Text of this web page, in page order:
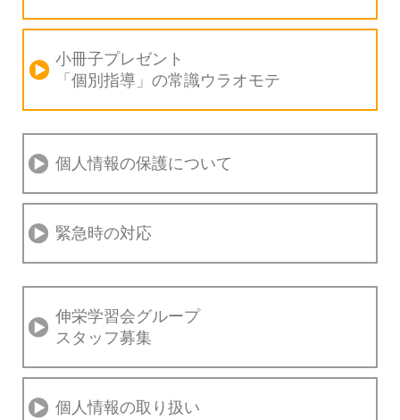
小冊子プレゼント
「個別指導」の常識ウラオモテ
個人情報の保護について
緊急時の対応
伸栄学習会グループ
スタッフ募集
個人情報の取り扱い